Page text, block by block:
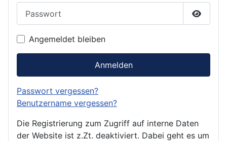
Angemeldet bleiben
Anmelden
Passwort vergessen?
Benutzername vergessen?
Die Registrierung zum Zugriff auf interne Daten
der Website ist z.Zt. deaktiviert. Dabei geht es um